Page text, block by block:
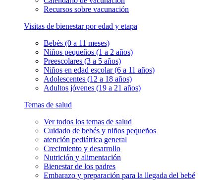
Recursos sobre vacunación
Visitas de bienestar por edad y etapa
Bebés (0 a 11 meses)
Niños pequeños (1 a 2 años)
Preescolares (3 a 5 años)
Niños en edad escolar (6 a 11 años)
Adolescentes (12 a 18 años)
Adultos jóvenes (19 a 21 años)
Temas de salud
Ver todos los temas de salud
Cuidado de bebés y niños pequeños
atención pediátrica general
Crecimiento y desarrollo
Nutrición y alimentación
Bienestar de los padres
Embarazo y preparación para la llegada del bebé